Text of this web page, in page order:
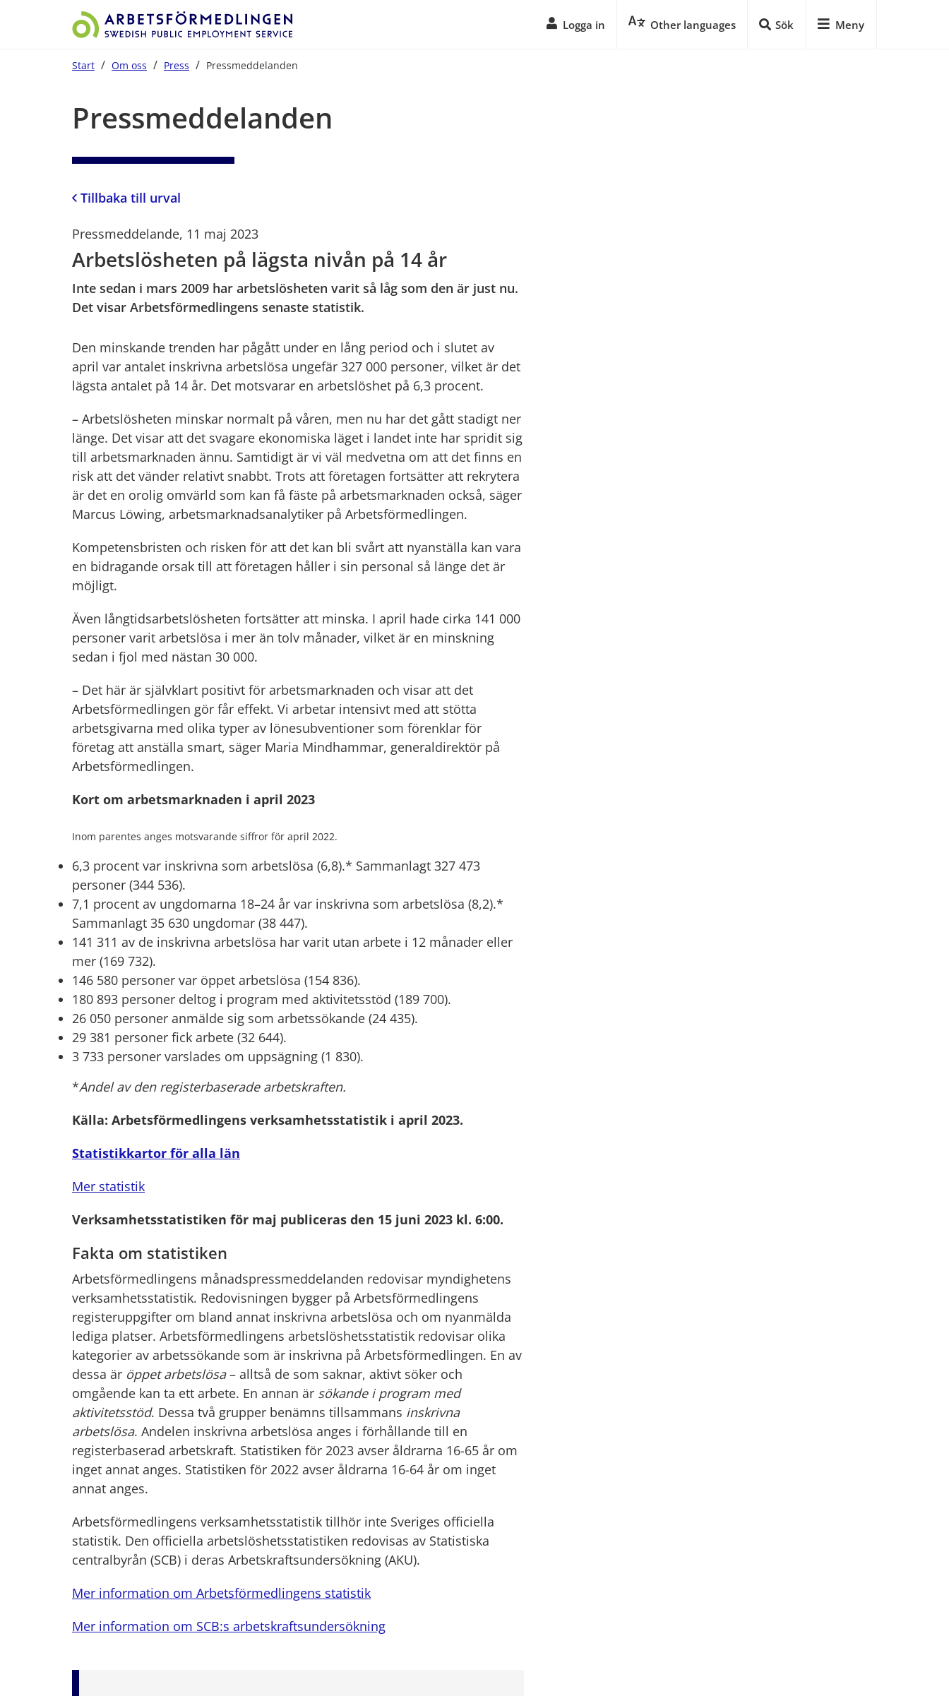
Logga in Other languages Sök Meny
Start / Om oss / Press / Pressmeddelanden
Pressmeddelanden
Tillbaka till urval
Pressmeddelande, 11 maj 2023
Arbetslösheten på lägsta nivån på 14 år
Inte sedan i mars 2009 har arbetslösheten varit så låg som den är just nu.
Det visar Arbetsförmedlingens senaste statistik.
Den minskande trenden har pågått under en lång period och i slutet av
april var antalet inskrivna arbetslösa ungefär 327 000 personer, vilket är det
lägsta antalet på 14 år. Det motsvarar en arbetslöshet på 6,3 procent.
– Arbetslösheten minskar normalt på våren, men nu har det gått stadigt ner
länge. Det visar att det svagare ekonomiska läget i landet inte har spridit sig
till arbetsmarknaden ännu. Samtidigt är vi väl medvetna om att det finns en
risk att det vänder relativt snabbt. Trots att företagen fortsätter att rekrytera
är det en orolig omvärld som kan få fäste på arbetsmarknaden också, säger
Marcus Löwing, arbetsmarknadsanalytiker på Arbetsförmedlingen.
Kompetensbristen och risken för att det kan bli svårt att nyanställa kan vara
en bidragande orsak till att företagen håller i sin personal så länge det är
möjligt.
Även långtidsarbetslösheten fortsätter att minska. I april hade cirka 141 000
personer varit arbetslösa i mer än tolv månader, vilket är en minskning
sedan i fjol med nästan 30 000.
– Det här är självklart positivt för arbetsmarknaden och visar att det
Arbetsförmedlingen gör får effekt. Vi arbetar intensivt med att stötta
arbetsgivarna med olika typer av lönesubventioner som förenklar för
företag att anställa smart, säger Maria Mindhammar, generaldirektör på
Arbetsförmedlingen.
Kort om arbetsmarknaden i april 2023
Inom parentes anges motsvarande siffror för april 2022.
6,3 procent var inskrivna som arbetslösa (6,8).* Sammanlagt 327 473
personer (344 536).
7,1 procent av ungdomarna 18–24 år var inskrivna som arbetslösa (8,2).*
Sammanlagt 35 630 ungdomar (38 447).
141 311 av de inskrivna arbetslösa har varit utan arbete i 12 månader eller
mer (169 732).
146 580 personer var öppet arbetslösa (154 836).
180 893 personer deltog i program med aktivitetsstöd (189 700).
26 050 personer anmälde sig som arbetssökande (24 435).
29 381 personer fick arbete (32 644).
3 733 personer varslades om uppsägning (1 830).
*Andel av den registerbaserade arbetskraften.
Källa: Arbetsförmedlingens verksamhetsstatistik i april 2023.
Statistikkartor för alla län
Mer statistik
Verksamhetsstatistiken för maj publiceras den 15 juni 2023 kl. 6:00.
Fakta om statistiken
Arbetsförmedlingens månadspressmeddelanden redovisar myndighetens
verksamhetsstatistik. Redovisningen bygger på Arbetsförmedlingens
registeruppgifter om bland annat inskrivna arbetslösa och om nyanmälda
lediga platser. Arbetsförmedlingens arbetslöshetsstatistik redovisar olika
kategorier av arbetssökande som är inskrivna på Arbetsförmedlingen. En av
dessa är öppet arbetslösa– alltså de som saknar, aktivt söker och
omgående kan ta ett arbete. En annan är sökande i program med
aktivitetsstöd. Dessa två grupper benämns tillsammans inskrivna
arbetslösa. Andelen inskrivna arbetslösa anges i förhållande till en
registerbaserad arbetskraft. Statistiken för 2023 avser åldrarna 16-65 år om
inget annat anges. Statistiken för 2022 avser åldrarna 16-64 år om inget
annat anges.
Arbetsförmedlingens verksamhetsstatistik tillhör inte Sveriges officiella
statistik. Den officiella arbetslöshetsstatistiken redovisas av Statistiska
centralbyrån (SCB) i deras Arbetskraftsundersökning (AKU).
Mer information om Arbetsförmedlingens statistik
Mer information om SCB:s arbetskraftsundersökning